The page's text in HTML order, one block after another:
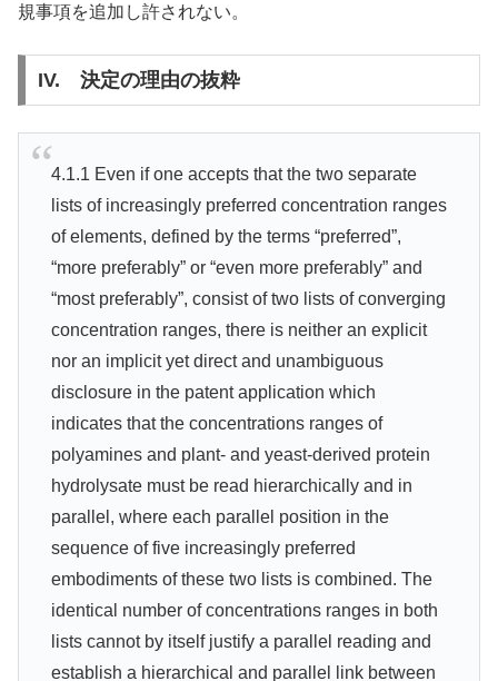
規事項を追加し許されない。
IV. 決定の理由の抜粋
4.1.1 Even if one accepts that the two separate
lists of increasingly preferred concentration ranges
of elements, defined by the terms “preferred”,
“more preferably” or “even more preferably” and
“most preferably”, consist of two lists of converging
concentration ranges, there is neither an explicit
nor an implicit yet direct and unambiguous
disclosure in the patent application which
indicates that the concentrations ranges of
polyamines and plant- and yeast-derived protein
hydrolysate must be read hierarchically and in
parallel, where each parallel position in the
sequence of five increasingly preferred
embodiments of these two lists is combined. The
identical number of concentrations ranges in both
lists cannot by itself justify a parallel reading and
establish a hierarchical and parallel link between